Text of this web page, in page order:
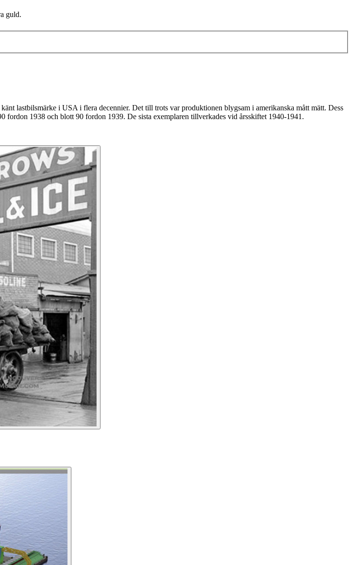
guld.
lastbilsmärke i USA i flera decennier. Det till trots var produktionen blygsam i amerikanska mått mätt. Dess
1938 och blott 90 fordon 1939. De sista exemplaren tillverkades vid årsskiftet 1940-1941.